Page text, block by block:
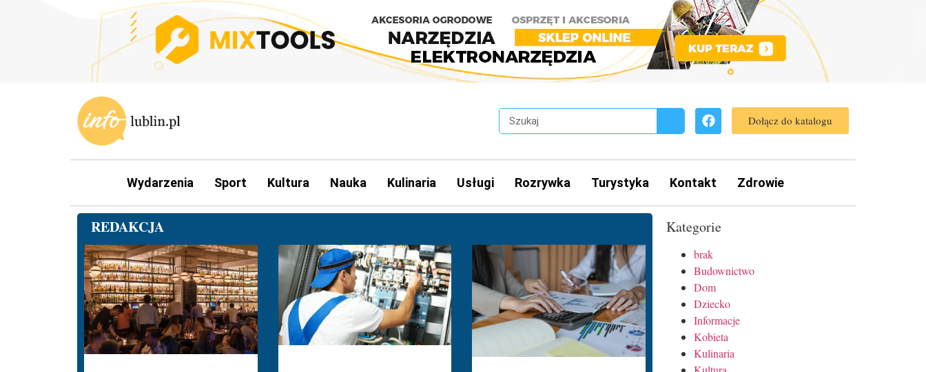
Dołącz do katalogu
Wydarzenia Sport Kultura Nauka Kulinaria Usługi Rozrywka Turystyka Kontakt Zdrowie
REDAKCJA Kategorie
brak
Budownictwo
Dom
Dziecko
Informacje
Kobieta
Kulinaria